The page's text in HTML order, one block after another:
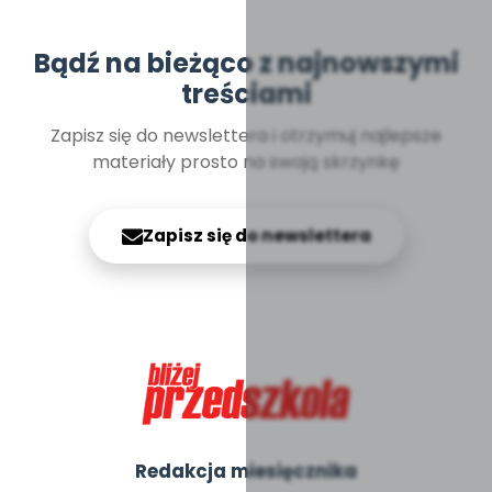
Bądź na bieżąco z najnowszymi
treściami
Zapisz się do newslettera i otrzymuj najlepsze
materiały prosto na swoją skrzynkę
Zapisz się do newslettera
Redakcja miesięcznika